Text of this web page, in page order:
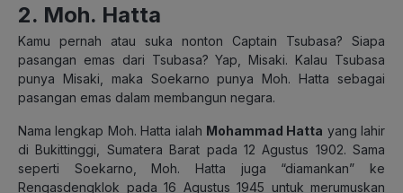
2. Moh. Hatta
Kamu pernah atau suka nonton Captain Tsubasa? Siapa
pasangan emas dari Tsubasa? Yap, Misaki. Kalau Tsubasa
punya Misaki, maka Soekarno punya Moh. Hatta sebagai
pasangan emas dalam membangun negara.
Nama lengkap Moh. Hatta ialah Mohammad Hatta yang lahir
di Bukittinggi, Sumatera Barat pada 12 Agustus 1902. Sama
seperti Soekarno, Moh. Hatta juga “diamankan” ke
Rengasdengklok pada 16 Agustus 1945 untuk merumuskan